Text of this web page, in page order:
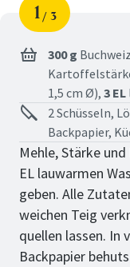
Schritt
1
von
3
300 g
1,5 cm Ø), 3 EL
2 Schüsseln,
Backpapier,
Mehle, Stärke
EL lauwarmen
geben. Alle
weichen Teig
quellen lassen. In
Backpapier